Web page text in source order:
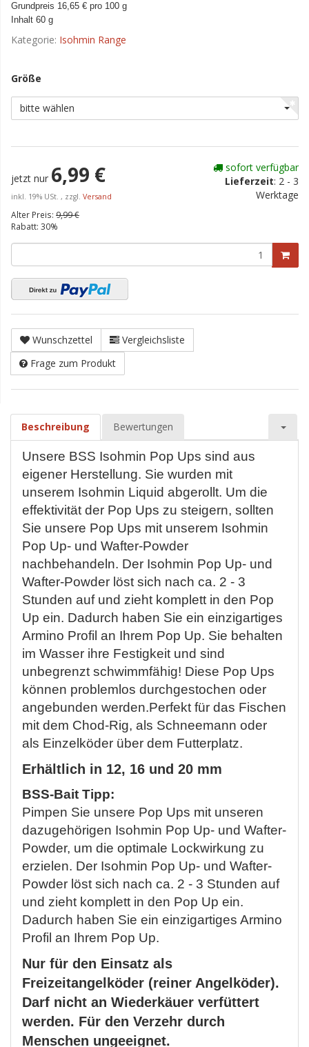
Grundpreis 16,65 € pro 100 g
Inhalt 60 g
Kategorie: Isohmin Range
Größe
bitte wählen
jetzt nur 6,99 €
inkl. 19% USt. , zzgl. Versand
Alter Preis: 9,99 €
Rabatt: 30%
sofort verfügbar
Lieferzeit: 2 - 3
Werktage
Wunschzettel
Vergleichsliste
Frage zum Produkt
Beschreibung Bewertungen
Unsere BSS Isohmin Pop Ups sind aus
eigener Herstellung. Sie wurden mit
unserem Isohmin Liquid abgerollt. Um die
effektivität der Pop Ups zu steigern, sollten
Sie unsere Pop Ups mit unserem Isohmin
Pop Up- und Wafter-Powder
nachbehandeln. Der Isohmin Pop Up- und
Wafter-Powder löst sich nach ca. 2 - 3
Stunden auf und zieht komplett in den Pop
Up ein. Dadurch haben Sie ein einzigartiges
Armino Profil an Ihrem Pop Up. Sie behalten
im Wasser ihre Festigkeit und sind
unbegrenzt schwimmfähig! Diese Pop Ups
können problemlos durchgestochen oder
angebunden werden.Perfekt für das Fischen
mit dem Chod-Rig, als Schneemann oder
als Einzelköder über dem Futterplatz.
Erhältlich in 12, 16 und 20 mm
BSS-Bait Tipp:
Pimpen Sie unsere Pop Ups mit unseren
dazugehörigen Isohmin Pop Up- und Wafter-
Powder, um die optimale Lockwirkung zu
erzielen. Der Isohmin Pop Up- und Wafter-
Powder löst sich nach ca. 2 - 3 Stunden auf
und zieht komplett in den Pop Up ein.
Dadurch haben Sie ein einzigartiges Armino
Profil an Ihrem Pop Up.
Nur für den Einsatz als
Freizeitangelköder (reiner Angelköder).
Darf nicht an Wiederkäuer verfüttert
werden. Für den Verzehr durch
Menschen ungeeignet.